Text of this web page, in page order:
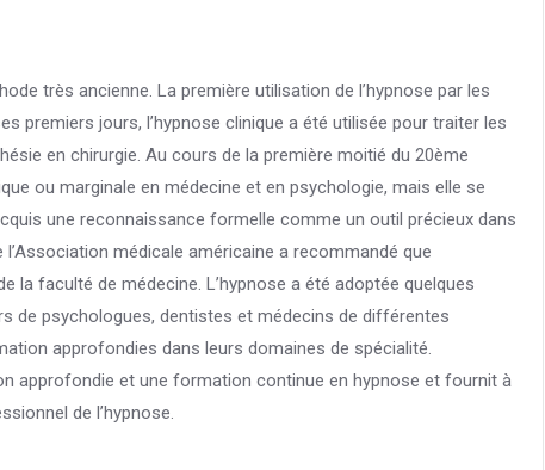
très ancienne. La première utilisation de l’hypnose par les
premiers jours, l’hypnose clinique a été utilisée pour traiter les
en chirurgie. Au cours de la première moitié du 20ème
ou marginale en médecine et en psychologie, mais elle se
une reconnaissance formelle comme un outil précieux dans
médicale américaine a recommandé que
la faculté de médecine. L’hypnose a été adoptée quelques
de psychologues, dentistes et médecins de différentes
approfondies dans leurs domaines de spécialité.
approfondie et une formation continue en hypnose et fournit à
de l’hypnose.